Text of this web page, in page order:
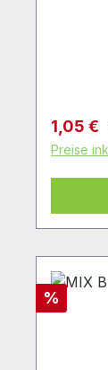
1,05 €
Preise
Rabatt
%